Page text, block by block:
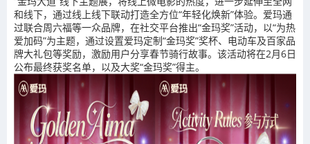
和线下，通过线上线下联动打造全方位“年轻化焕新”体验。爱玛通
过联合周六福等一众品牌，在社交平台推出“金玛奖”活动，以“为热
爱加码”为主题，通过设置爱玛定制“金玛奖”奖杯、电动车及百家品
牌大礼包等奖励，激励用户分享春节骑行故事。该活动将在2月6日
公布最终获奖名单，以及大奖“金玛奖”得主。